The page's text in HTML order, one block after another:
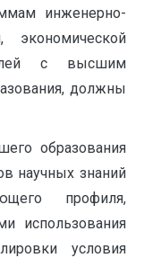
инженерно-
экономической
с высшим
должны
образования
научных знаний
профиля,
использования
условия